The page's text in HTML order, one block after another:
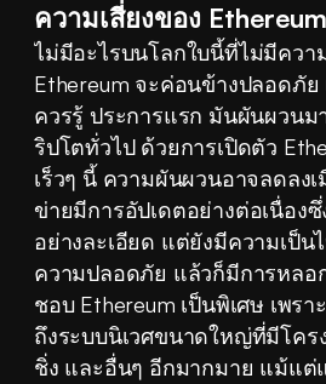
ความเสี่ยงของ Ethereum
ไม่มีอะไรบนโลกใบนี้ที่ไม่มีควา
Ethereum จะค่อนข้างปลอดภั
ควรรู้ ประการแรก มันผันผวน
ริปโตทั่วไป ด้วยการเปิดตัว
เร็วๆ นี้ ความผันผวนอาจลดลงเ
ข่ายมีการอัปเดตอย่างต่อเนื่อง
อย่างละเอียด แต่ยังมีความเป็น
ความปลอดภัย แล้วก็มีการหลอ
ชอบ Ethereum เป็นพิเศษ เพร
ถึงระบบนิเวศขนาดใหญ่ที่มีโค
ชิ่ง และอื่นๆ อีกมากมาย แม้แต่